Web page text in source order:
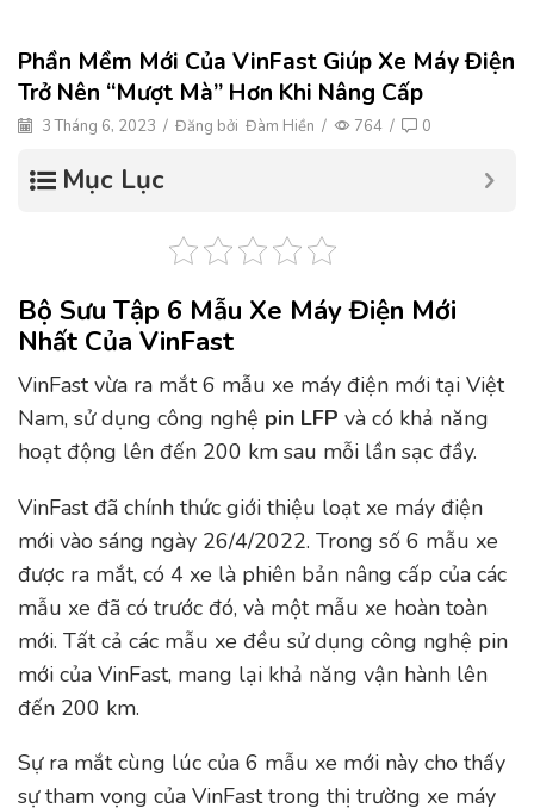
Phần Mềm Mới Của VinFast Giúp Xe Máy Điện
Trở Nên “mượt Mà” Hơn Khi Nâng Cấp
3 Tháng 6, 2023 / Đăng bởi Đàm Hiền / 764 / 0
Mục Lục
Bộ Sưu Tập 6 Mẫu Xe Máy Điện Mới
Nhất Của VinFast
VinFast vừa ra mắt 6 mẫu xe máy điện mới tại Việt
Nam, sử dụng công nghệ pin LFP và có khả năng
hoạt động lên đến 200 km sau mỗi lần sạc đầy.
VinFast đã chính thức giới thiệu loạt xe máy điện
mới vào sáng ngày 26/4/2022. Trong số 6 mẫu xe
được ra mắt, có 4 xe là phiên bản nâng cấp của các
mẫu xe đã có trước đó, và một mẫu xe hoàn toàn
mới. Tất cả các mẫu xe đều sử dụng công nghệ pin
mới của VinFast, mang lại khả năng vận hành lên
đến 200 km.
Sự ra mắt cùng lúc của 6 mẫu xe mới này cho thấy
sự tham vọng của VinFast trong thị trường xe máy